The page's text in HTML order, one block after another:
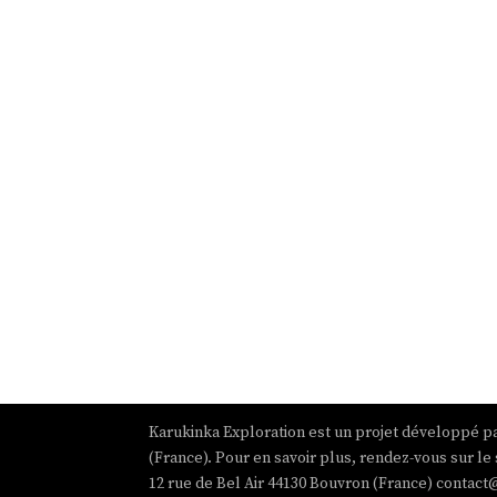
Karukinka Exploration est un projet développé
(France). Pour en savoir plus, rendez-vous sur
12 rue de Bel Air 44130 Bouvron (France)